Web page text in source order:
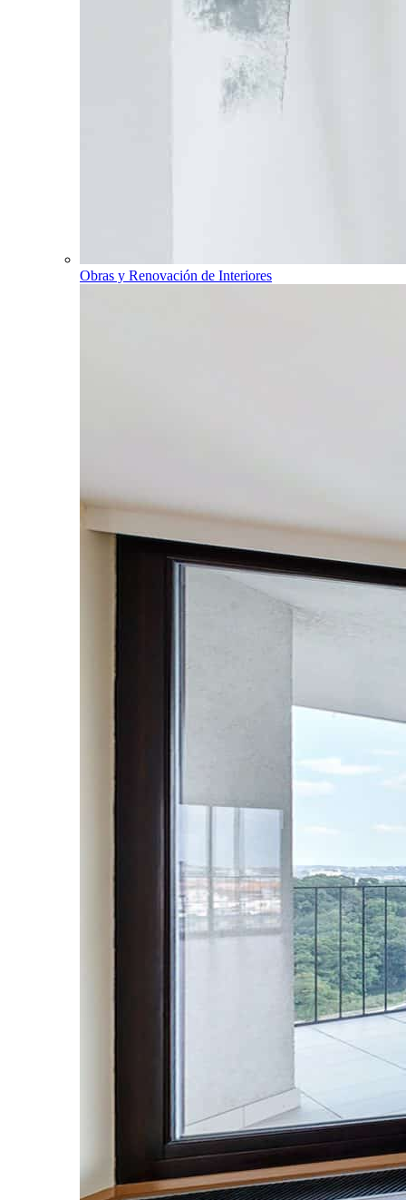
Obras y Renovación de Interiores